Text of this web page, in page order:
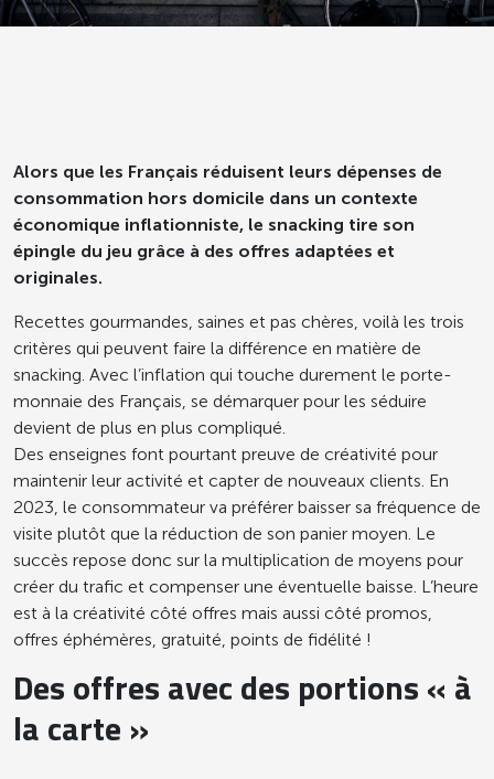
Alors que les Français réduisent leurs dépenses de
consommation hors domicile dans un contexte
économique inflationniste, le snacking tire son
épingle du jeu grâce à des offres adaptées et
originales.
Recettes gourmandes, saines et pas chères, voilà les trois
critères qui peuvent faire la différence en matière de
snacking. Avec l’inflation qui touche durement le porte-
monnaie des Français, se démarquer pour les séduire
devient de plus en plus compliqué.
Des enseignes font pourtant preuve de créativité pour
maintenir leur activité et capter de nouveaux clients. En
2023, le consommateur va préférer baisser sa fréquence de
visite plutôt que la réduction de son panier moyen. Le
succès repose donc sur la multiplication de moyens pour
créer du trafic et compenser une éventuelle baisse. L’heure
est à la créativité côté offres mais aussi côté promos,
offres éphémères, gratuité, points de fidélité !
Des offres avec des portions « à
la carte »